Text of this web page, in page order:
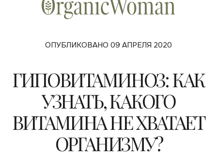
ОПУБЛИКОВАНО 09 АПРЕЛЯ 2020
ГИПОВИТАМИНОЗ: КАК
УЗНАТЬ, КАКОГО
ВИТАМИНА НЕ ХВАТАЕТ
ОРГАНИЗМУ?